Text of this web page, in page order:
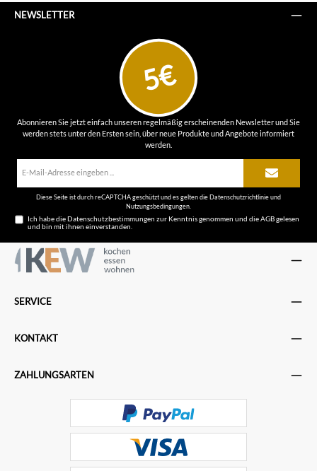
NEWSLETTER
5€
Abonnieren Sie jetzt einfach unseren regelmäßig erscheinenden Newsletter und Sie
werden stets unter den Ersten sein, über neue Produkte und Angebote informiert
werden.
Diese Seite ist durch reCAPTCHA geschützt und es gelten dieDatenschutzrichtlinieund
Nutzungsbedingungen
Ich habe dieDatenschutzbestimmungen zur Kenntnis genommen und dieAGBgelesen
und bin mit ihnen einverstanden.
SERVICE
KONTAKT
ZAHLUNGSARTEN